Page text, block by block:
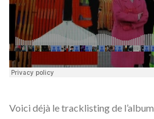
Voici déjà le tracklisting de l’album